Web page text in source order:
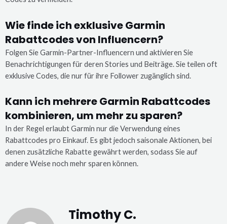
Wie finde ich exklusive Garmin
Rabattcodes von Influencern?
Folgen Sie Garmin-Partner-Influencern und aktivieren Sie
Benachrichtigungen für deren Stories und Beiträge. Sie teilen oft
exklusive Codes, die nur für ihre Follower zugänglich sind.
Kann ich mehrere Garmin Rabattcodes
kombinieren, um mehr zu sparen?
In der Regel erlaubt Garmin nur die Verwendung eines
Rabattcodes pro Einkauf. Es gibt jedoch saisonale Aktionen, bei
denen zusätzliche Rabatte gewährt werden, sodass Sie auf
andere Weise noch mehr sparen können.
Timothy C.